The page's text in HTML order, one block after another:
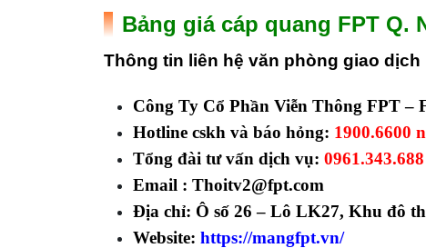
Bảng giá cáp quang FPT Q.
Thông tin liên hệ văn phòng giao dịch
Công Ty Cổ Phần Viễn Thông FPT –
Hotline cskh và báo hỏng: 1900.6600
Tổng đài tư vấn dịch vụ: 0961.343.688
Email : Thoitv2@fpt.com
Địa chỉ: Ô số 26 – Lô LK27, Khu đô
Website: https://mangfpt.vn/